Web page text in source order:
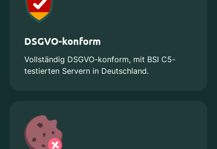
DSGVO-konform
Vollständig DSGVO-konform, mit BSI C5-
testierten Servern in Deutschland.